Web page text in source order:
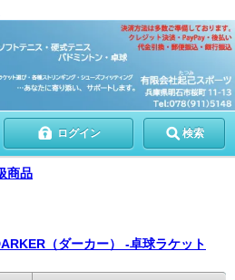
ログイン 検索
商品
（ダーカー） -卓球ラケット